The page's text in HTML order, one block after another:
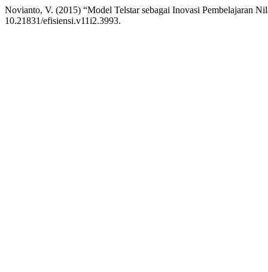
Novianto, V. (2015) “Model Telstar sebagai Inovasi Pembelajaran
10.21831/efisiensi.v11i2.3993.